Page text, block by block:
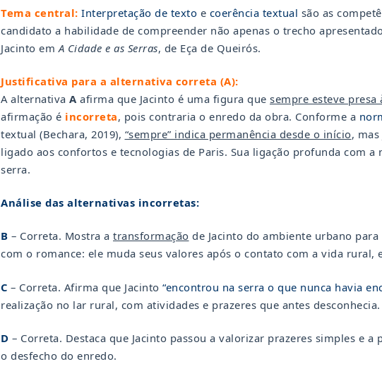
Tema central: Interpretação de texto e coerência textual são as
candidato a habilidade de compreender não apenas o trecho
Jacinto em A Cidade e as Serras, de Eça de Queirós.
Justificativa para a alternativa correta (A):
A alternativa A afirma que Jacinto é uma figura que sempre esteve presa
afirmação é incorreta, pois contraria o enredo da obra. Conforme a
textual (Bechara, 2019), “sempre” indica permanência desde o início,
ligado aos confortos e tecnologias de Paris. Sua ligação profunda com
serra.
Análise das alternativas incorretas:
B – Correta. Mostra a transformação de Jacinto do ambiente urbano
com o romance: ele muda seus valores após o contato com a vida
C – Correta. Afirma que Jacinto “encontrou na serra o que nunca havia
realização no lar rural, com atividades e prazeres que antes desconhecia.
D – Correta. Destaca que Jacinto passou a valorizar prazeres simples e
o desfecho do enredo.